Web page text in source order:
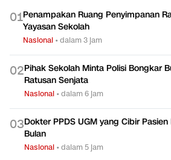
01Penampakan Ruang Penyimpanan
Yayasan Sekolah
Nasional •dalam 3 jam
02Pihak Sekolah Minta Polisi Bongkar
Ratusan Senjata
Nasional •dalam 6 jam
03Dokter PPDS UGM yang Cibir
Bulan
Nasional •dalam 5 jam